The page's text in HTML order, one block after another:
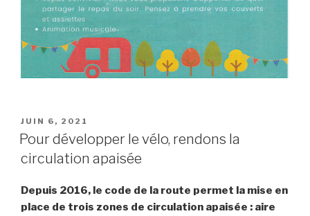
PUBLIÉ
LE
JUIN 6, 2021
Pour développer le vélo, rendons la
circulation apaisée
Depuis 2016, le code de la route permet la mise en
place de trois zones de circulation apaisée : aire